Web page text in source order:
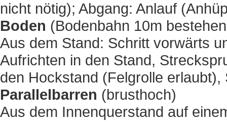
nicht nötig); Abgang: Anlauf
Boden (Bodenbahn 10m
Aus dem Stand: Schritt vorwärts
Aufrichten in den Stand,
den Hockstand (Felgrolle
Parallelbarren (brusthoch)
Aus dem Innenquerstand auf